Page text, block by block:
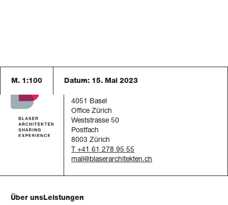
M. 1:100 Datum: 15. Mai 2023
Blaser Architekten AG
4051 Basel
Office Zürich
Weststrasse 50
Postfach
8003 Zürich
T +41 61 278 95 55
mail
Über unsLeistungen